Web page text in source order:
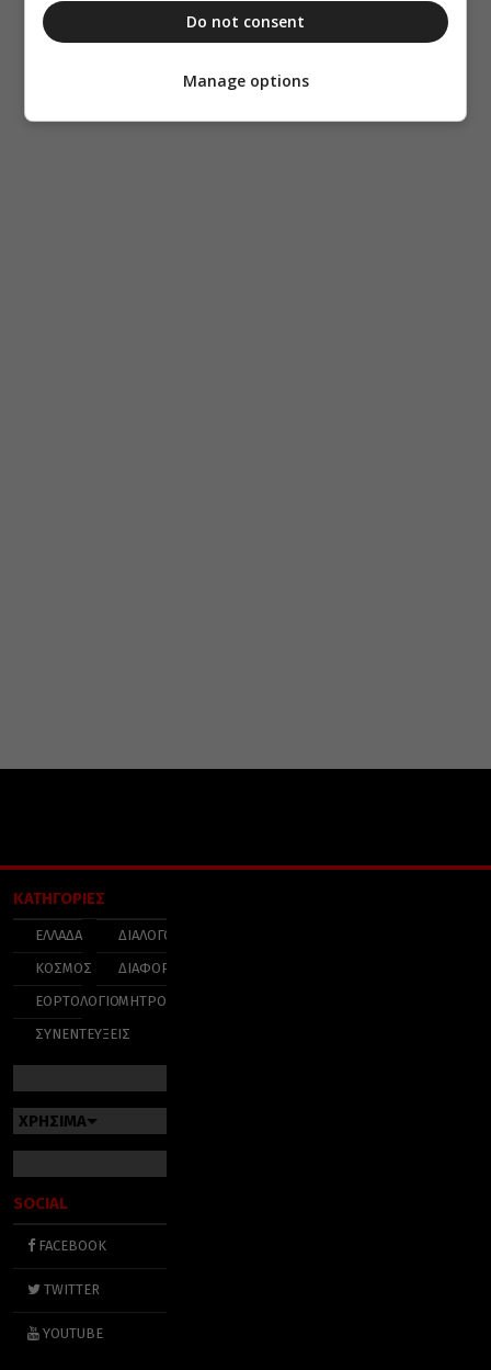
ΚΑΤΗΓΟΡΙΕΣ
ΕΛΛΑΔΑ
ΚΟΣΜΟΣ
ΕΟΡΤΟΛΟΓΙΟ
ΣΥΝΕΝΤΕΥΞΕΙΣ
ΔΙΑΛΟΓΟΣ
ΔΙΑΦΟΡΑ
ΜΗΤΡΟΠΟΛΕΙΣ
ΧΡΗΣΙΜΑ
SOCIAL
FACEBOOK
TWITTER
YOUTUBE
Do not consent
Manage options